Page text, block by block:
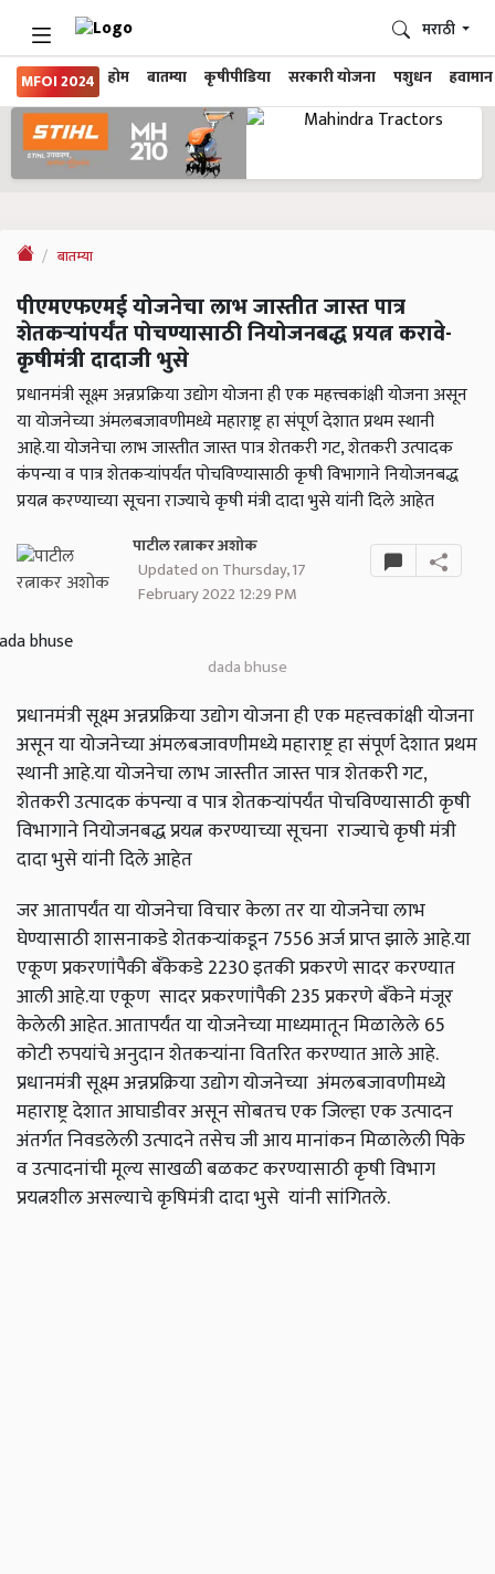
MFOI 2024 होम बातम्या कृषीपीडिया सरकारी योजना पशुधन हवामान
मराठी
बातम्या
पीएमएफएमई योजनेचा लाभ जास्तीत जास्त पात्र
शेतकऱ्यांपर्यंत पोचण्यासाठी नियोजनबद्ध प्रयत्न करावे-
कृषीमंत्री दादाजी भुसे
प्रधानमंत्री सूक्ष्म अन्नप्रक्रिया उद्योग योजना ही एक महत्त्वकांक्षी योजना असून
या योजनेच्या अंमलबजावणीमध्ये महाराष्ट्र हा संपूर्ण देशात प्रथम स्थानी
आहे.या योजनेचा लाभ जास्तीत जास्त पात्र शेतकरी गट, शेतकरी उत्पादक
कंपन्या व पात्र शेतकऱ्यांपर्यंत पोचविण्यासाठी कृषी विभागाने नियोजनबद्ध
प्रयत्न करण्याच्या सूचना राज्याचे कृषी मंत्री दादा भुसे यांनी दिले आहेत
पाटील रत्नाकर अशोक
Updated on Thursday, 17
February 2022 12:29 PM
dada bhuse
प्रधानमंत्री सूक्ष्म अन्नप्रक्रिया उद्योग योजना ही एक महत्त्वकांक्षी योजना
असून या योजनेच्या अंमलबजावणीमध्ये महाराष्ट्र हा संपूर्ण देशात प्रथम
स्थानी आहे.या योजनेचा लाभ जास्तीत जास्त पात्र शेतकरी गट,
शेतकरी उत्पादक कंपन्या व पात्र शेतकऱ्यांपर्यंत पोचविण्यासाठी कृषी
विभागाने नियोजनबद्ध प्रयत्न करण्याच्या सूचना राज्याचे कृषी मंत्री
दादा भुसे यांनी दिले आहेत
जर आतापर्यंत या योजनेचा विचार केला तर या योजनेचा लाभ
घेण्यासाठी शासनाकडे शेतकऱ्यांकडून 7556 अर्ज प्राप्त झाले आहे.या
एकूण प्रकरणांपैकी बँकेकडे 2230 इतकी प्रकरणे सादर करण्यात
आली आहे.या एकूण सादर प्रकरणांपैकी 235 प्रकरणे बँकेने मंजूर
केलेली आहेत. आतापर्यंत या योजनेच्या माध्यमातून मिळालेले 65
कोटी रुपयांचे अनुदान शेतकऱ्यांना वितरित करण्यात आले आहे.
प्रधानमंत्री सूक्ष्म अन्नप्रक्रिया उद्योग योजनेच्या अंमलबजावणीमध्ये
महाराष्ट्र देशात आघाडीवर असून सोबतच एक जिल्हा एक उत्पादन
अंतर्गत निवडलेली उत्पादने तसेच जी आय मानांकन मिळालेली पिके
व उत्पादनांची मूल्य साखळी बळकट करण्यासाठी कृषी विभाग
प्रयत्नशील असल्याचे कृषिमंत्री दादा भुसे यांनी सांगितले.